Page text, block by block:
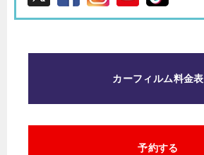
カーフィルム料金表
予約する